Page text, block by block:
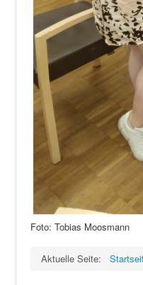
Foto: Tobias Moosmann
Aktuelle Seite: